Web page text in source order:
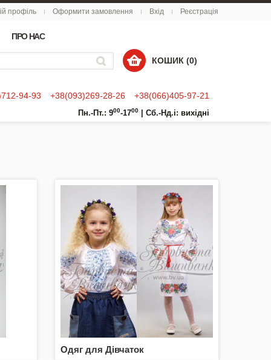
профіль Оформити замовлення Вхід Реєстрація
ПРО НАС
КОШИК (0)
94-93 +38(093)269-28-26 +38(066)405-97-21
Пн.-Пт.: 900-1700 Сб.-Нд.і: вихідні
Одяг для Дівчаток